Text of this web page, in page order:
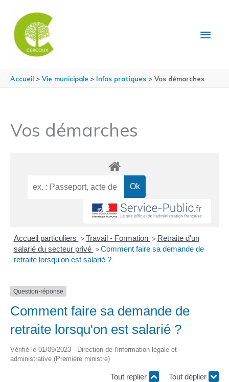
Accueil Vie municipale Infos pratiques Vos démarches
Vos démarches
Accueil particuliers > Travail - Formation > Retraite d'un
salarié du secteur privé > Comment faire sa demande de
retraite lorsqu'on est salarié ?
Question-réponse
Comment faire sa demande de
retraite lorsqu'on est salarié ?
Vérifié le 01/09/2023 - Direction de l'information légale et
administrative (Première ministre)
Tout replier Tout déplier